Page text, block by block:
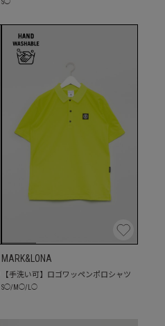
S
MARK&LONA
【手洗い可】ロゴワッペンポロシャツ
S◯/ M ◯/ ◯